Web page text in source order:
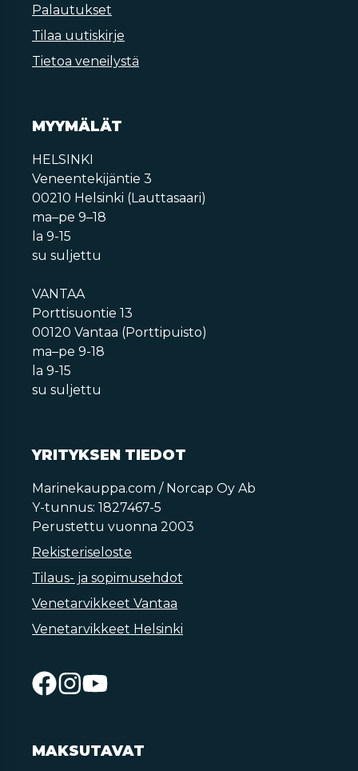
Palautukset
Tilaa uutiskirje
Tietoa veneilystä
MYYMÄLÄT
HELSINKI
Veneentekijäntie 3
00210 Helsinki (Lauttasaari)
ma–pe 9–18
la 9-15
su suljettu
VANTAA
Porttisuontie 13
00120 Vantaa (Porttipuisto)
ma–pe 9-18
la 9-15
su suljettu
YRITYKSEN TIEDOT
Marinekauppa.com / Norcap Oy Ab
Y-tunnus: 1827467-5
Perustettu vuonna 2003
Rekisteriseloste
Tilaus- ja sopimusehdot
Venetarvikkeet Vantaa
Venetarvikkeet Helsinki
MAKSUTAVAT